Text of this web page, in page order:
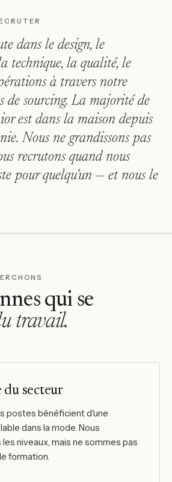
dans le design, le
technique, la qualité, le
à travers notre
de sourcing. La majorité de
est dans la maison depuis
Nous ne grandissons pas
recrutons quand nous
pour quelqu'un — et nous le
qui se
travail.
secteur
postes bénéficient d'une
dans la mode. Nous
niveaux, mais ne sommes pas
formation.